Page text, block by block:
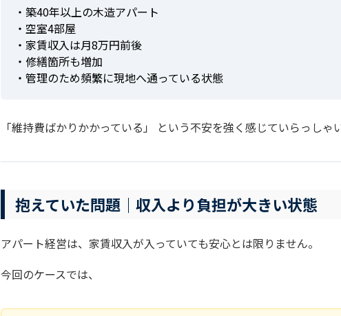
・築40年以上の木造アパート
・空室4部屋
・家賃収入は月8万円前後
・修繕箇所も増加
・管理のため頻繁に現地へ通っている状態
「維持費ばかりかかっている」 という不安を強く感じていらっしゃ
抱えていた問題｜収入より負担が大きい状態
アパート経営は、家賃収入が入っていても安心とは限りません。
今回のケースでは、